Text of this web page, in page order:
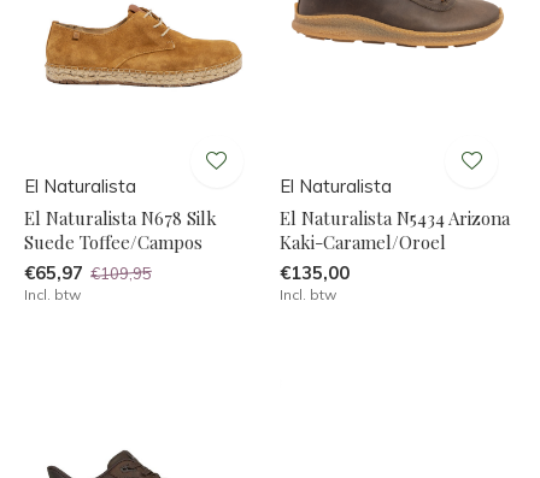
El Naturalista
El Naturalista N678 Silk
Suede Toffee/Campos
€65,97 €109,95
Incl. btw
El Naturalista
El Naturalista N5434 Arizona
Kaki-Caramel/Oroel
€135,00
Incl. btw